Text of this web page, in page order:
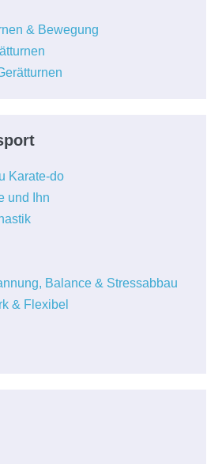
& Bewegung
Karate-do
und Ihn
Balance & Stressabbau
& Flexibel